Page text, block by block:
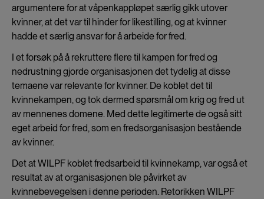
argumentere for at våpenkappløpet særlig gikk utover
kvinner, at det var til hinder for likestilling, og at kvinner
hadde et særlig ansvar for å arbeide for fred.
I et forsøk på å rekruttere flere til kampen for fred og
nedrustning gjorde organisasjonen det tydelig at disse
temaene var relevante for kvinner. De koblet det til
kvinnekampen, og tok dermed spørsmål om krig og fred ut
av mennenes domene. Med dette legitimerte de også sitt
eget arbeid for fred, som en fredsorganisasjon bestående
av kvinner.
Det at WILPF koblet fredsarbeid til kvinnekamp, var også et
resultat av at organisasjonen ble påvirket av
kvinnebevegelsen i denne perioden. Retorikken WILPF